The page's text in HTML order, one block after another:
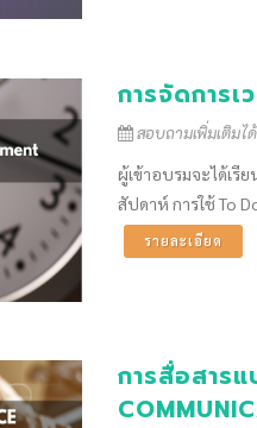
การจัดการเ
สอบถามเพิ่มเติม
ผู้เข้าอบรมจะได้เรี
สัปดาห์ การใช้ To
รายละเอียด
การสื่อสารแ